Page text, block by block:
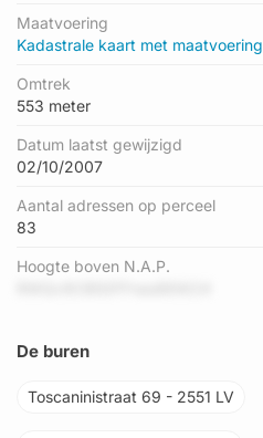
Maatvoering
Kadastrale kaart met maatvoering
Omtrek
553 meter
Datum laatst gewijzigd
02/10/2007
Aantal adressen op perceel
83
Hoogte boven N.A.P.
De buren
Toscaninistraat 69 - 2551 LV